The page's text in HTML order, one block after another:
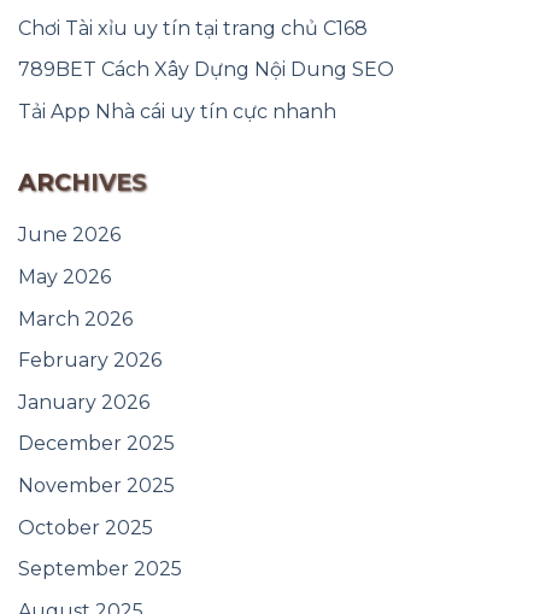
Chơi Tài xỉu uy tín tại trang chủ C168
789BET Cách Xây Dựng Nội Dung SEO
Tải App Nhà cái uy tín cực nhanh
ARCHIVES
June 2026
May 2026
March 2026
February 2026
January 2026
December 2025
November 2025
October 2025
September 2025